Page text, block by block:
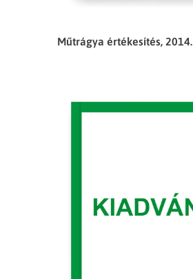
Műtrágya értékesítés,